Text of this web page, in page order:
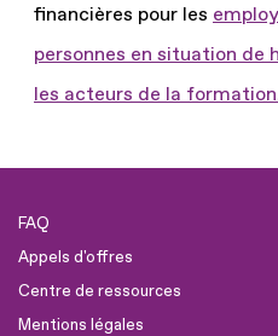
financières pour les
personnes en situation de
les acteurs de la
FAQ
Appels d'offres
Centre de ressources
Mentions légales